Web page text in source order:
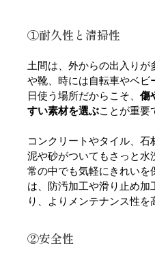
①耐久性と清掃性
土間は、外からの出入りが
や靴、時には自転車やベビ
日使う場所だからこそ、傷
すい素材を選ぶことが重要
コンクリートやタイル、石
泥や砂がついてもさっと水
常の中でも気軽にきれいを
は、防汚加工や滑り止め加
り、よりメンテナンス性を
②安全性